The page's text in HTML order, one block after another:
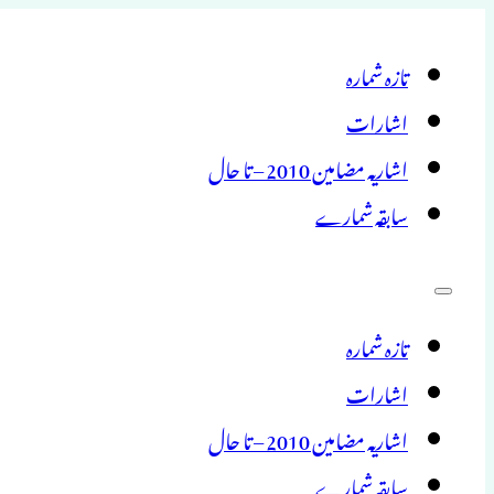
تازہ شمارہ
اشارات
اشاریہ مضامین 2010 – تا حال
سابقہ شمارے
تازہ شمارہ
اشارات
اشاریہ مضامین 2010 – تا حال
سابقہ شمارے